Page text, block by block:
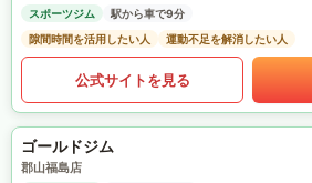
スポーツジム
駅から車で9分
隙間時間を活用したい人
運動不足を解消したい人
公式サイトを見る
ゴールドジム
郡山福島店